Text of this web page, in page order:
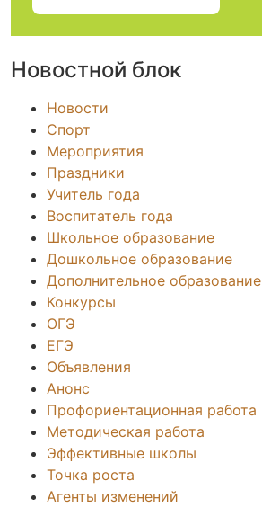
Новостной блок
Новости
Спорт
Мероприятия
Праздники
Учитель года
Воспитатель года
Школьное образование
Дошкольное образование
Дополнительное образование
Конкурсы
ОГЭ
ЕГЭ
Объявления
Анонс
Профориентационная работа
Методическая работа
Эффективные школы
Точка роста
Агенты изменений